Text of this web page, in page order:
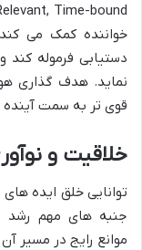
خواننده کمک می
دستیابی فرموله
نماید. هدف گذاری
قوی تر به سمت آینده
خلاقیت و
توانایی خلق ایده های
جنبه های مهم رشد
موانع رایج در مسیر